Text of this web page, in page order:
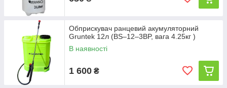
Обприскувач ранцевий акумуляторний
Gruntek 12л (BS–12–3BP, вага 4.25кг )
В наявності
1 600 ₴